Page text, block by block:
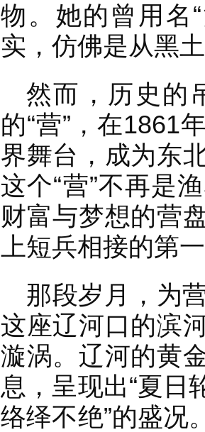
物。她的曾用名
实，仿佛是从黑
然而，历史的
的“营”，在1861
界舞台，成为东
这个“营”不再是
财富与梦想的营
上短兵相接的第
那段岁月，为
这座辽河口的滨
漩涡。辽河的黄
息，呈现出“夏日
络绎不绝”的盛况